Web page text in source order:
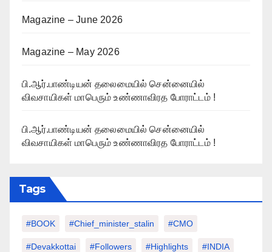
Magazine – June 2026
Magazine – May 2026
பி.ஆர்.பாண்டியன் தலைமையில் சென்னையில்
விவசாயிகள் மாபெரும் உண்ணாவிரத போராட்டம் !
பி.ஆர்.பாண்டியன் தலைமையில் சென்னையில்
விவசாயிகள் மாபெரும் உண்ணாவிரத போராட்டம் !
Tags
#BOOK #chief_minister_stalin #CMO
#devakkottai #followers #highlights #INDIA